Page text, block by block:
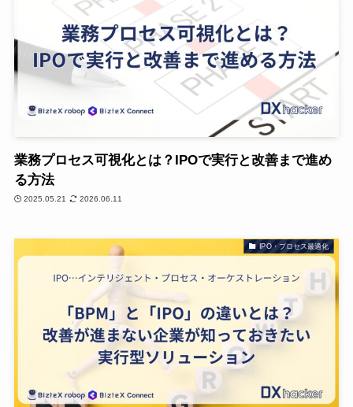
業務プロセス可視化とは？IPOで実行と改善まで進め
る方法
2025.05.21 2026.06.11
IPO・プロセス最適化